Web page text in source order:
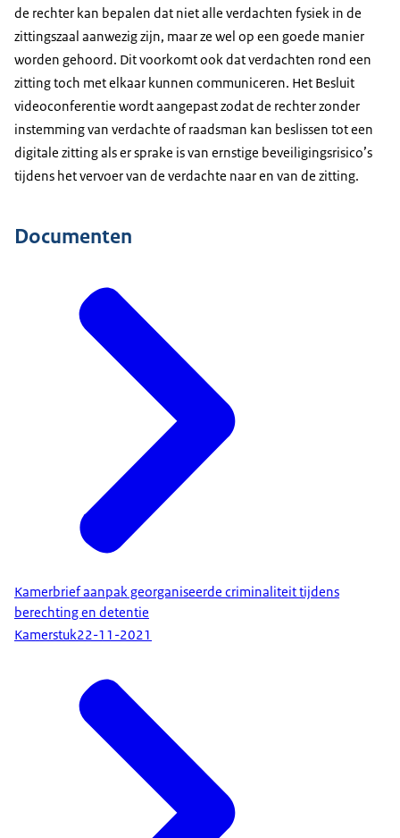
de rechter kan bepalen dat niet alle verdachten fysiek in de
zittingszaal aanwezig zijn, maar ze wel op een goede manier
worden gehoord. Dit voorkomt ook dat verdachten rond een
zitting toch met elkaar kunnen communiceren. Het Besluit
videoconferentie wordt aangepast zodat de rechter zonder
instemming van verdachte of raadsman kan beslissen tot een
digitale zitting als er sprake is van ernstige beveiligingsrisico’s
tijdens het vervoer van de verdachte naar en van de zitting.
Documenten
Kamerbrief aanpak georganiseerde criminaliteit tijdens
berechting en detentie
Kamerstuk22-11-2021